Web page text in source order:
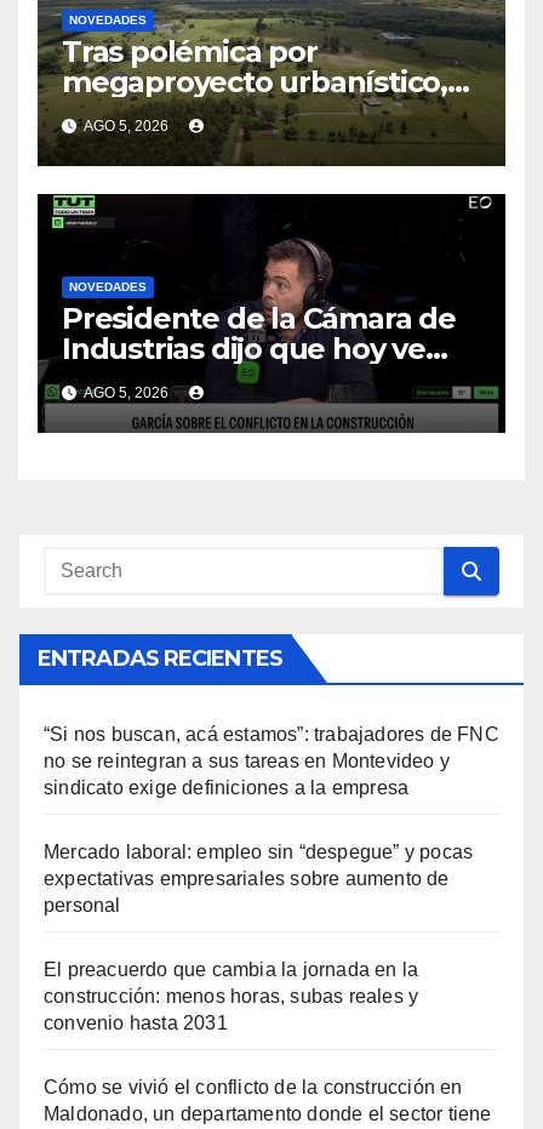
NOVEDADES
Tras polémica por
megaproyecto urbanístico,
Ambiente emitirá decreto
para incluir a los Bañados de
Carrasco entre humedales
protegidos
AGO 5, 2026
NOVEDADES
Presidente de la Cámara de
Industrias dijo que hoy ve
“inviable” la reducción de la
jornada laboral en el sector
AGO 5, 2026
ENTRADAS RECIENTES
“Si nos buscan, acá estamos”: trabajadores de FNC
no se reintegran a sus tareas en Montevideo y
sindicato exige definiciones a la empresa
Mercado laboral: empleo sin “despegue” y pocas
expectativas empresariales sobre aumento de
personal
El preacuerdo que cambia la jornada en la
construcción: menos horas, subas reales y
convenio hasta 2031
Cómo se vivió el conflicto de la construcción en
Maldonado, un departamento donde el sector tiene